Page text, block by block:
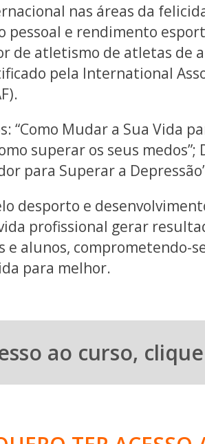
nas áreas da
pessoal e rendimento
de atletismo de atletas de
pela International
“Como Mudar a Sua Vida
superar os seus medos”;
para Superar a
desporto e
profissional gerar
e alunos, comprometendo-
para melhor.
ao curso,